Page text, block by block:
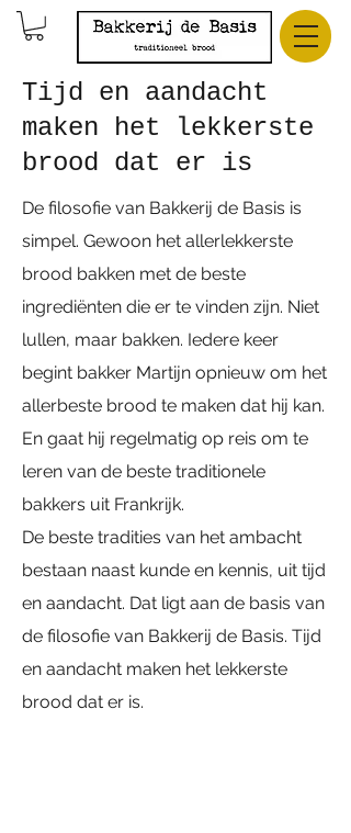
Tijd en aandacht
maken het lekkerste
brood dat er is
De filosofie van Bakkerij de Basis is
simpel. Gewoon het allerlekkerste
brood bakken met de beste
ingrediënten die er te vinden zijn. Niet
lullen, maar bakken. Iedere keer
begint bakker Martijn opnieuw om het
allerbeste brood te maken dat hij kan.
En gaat hij regelmatig op reis om te
leren van de beste traditionele
bakkers uit Frankrijk.
De beste tradities van het ambacht
bestaan naast kunde en kennis, uit tijd
en aandacht. Dat ligt aan de basis van
de filosofie van Bakkerij de Basis. Tijd
en aandacht maken het lekkerste
brood dat er is.